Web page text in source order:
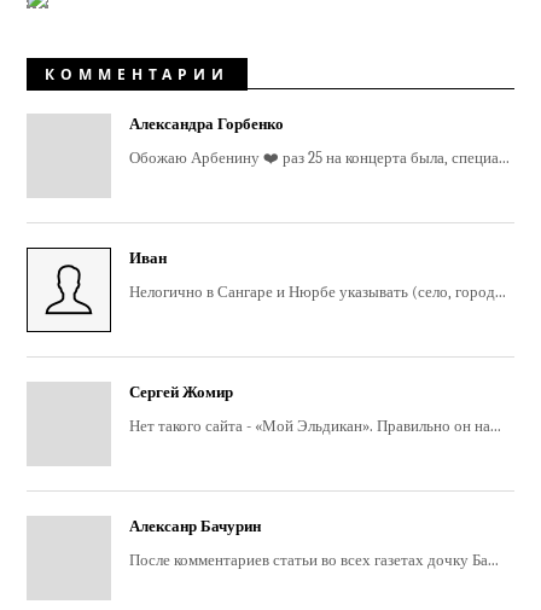
КОММЕНТАРИИ
Александра Горбенко
Обожаю Арбенину ❤️ раз 25 на концерта была, специа...
Иван
Нелогично в Сангаре и Нюрбе указывать (село, город...
Сергей Жомир
Нет такого сайта - «Мой Эльдикан». Правильно он на...
Алексанр Бачурин
После комментариев статьи во всех газетах дочку Ба...